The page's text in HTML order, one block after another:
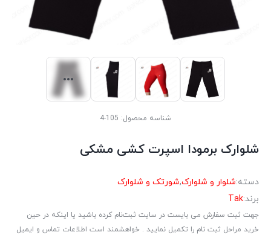
شناسه محصول: 105-4
شلوارک برمودا اسپرت کشی مشکی
دسته:شلوار و شلوارک,شورتک و شلوارک
برند:Tak
جهت ثبت سفارش می بایست در سایت ثبت‌نام کرده باشید یا اینکه در حین
خرید مراحل ثبت نام را تکمیل نمایید . خواهشمند است اطلاعات تماس و ایمیل